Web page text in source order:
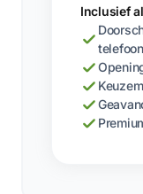
Inclusief